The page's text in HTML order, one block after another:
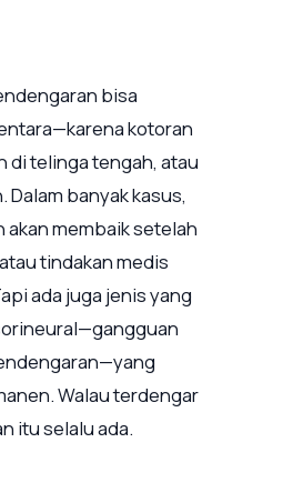
bisa
kotoran
di telinga tengah, atau
Dalam banyak kasus,
akan membaik setelah
tindakan medis
ada juga jenis yang
Walau terdengar
itu selalu ada.